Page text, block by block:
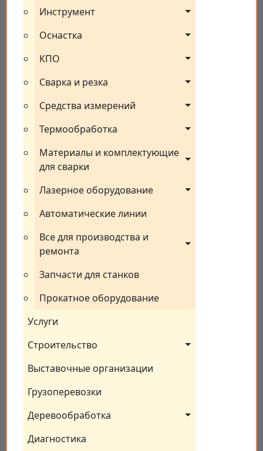
Инструмент
Оснастка
КПО
Сварка и резка
Средства измерений
Термообработка
Материалы и комплектующие
для сварки
Лазерное оборудование
Автоматические линии
Все для производства и
ремонта
Запчасти для станков
Прокатное оборудование
Услуги
Строительство
Выставочные организации
Грузоперевозки
Деревообработка
Диагностика